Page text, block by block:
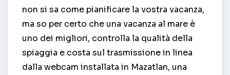
non si sa come pianificare la vostra vacanza,
ma so per certo che una vacanza al mare è
uno dei migliori, controlla la qualità della
spiaggia e costa sul trasmissione in linea
dalla webcam installata in Mazatlan, una